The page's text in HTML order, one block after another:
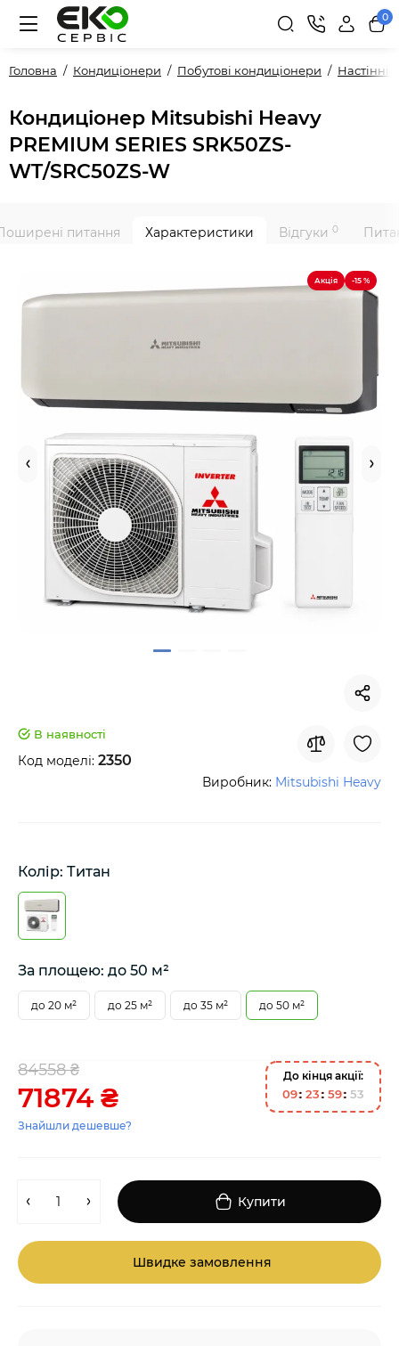
0
Головна Кондиціонери Побутові кондиціонери Настінні
Кондиціонер Mitsubishi Heavy
PREMIUM SERIES SRK50ZS-
WT/SRC50ZS-W
питання Характеристики Відгуки 0
Акція -15 %
В наявності
Код моделі: 2350
Виробник: Mitsubishi Heavy
Колір: Титан
За площею: до 50 м²
до 20 м² до 25 м² до 35 м² до 50 м²
84558 ₴
71874 ₴
Знайшли дешевше?
До кінця акції:
09 23 59 52
Купити
Швидке замовлення